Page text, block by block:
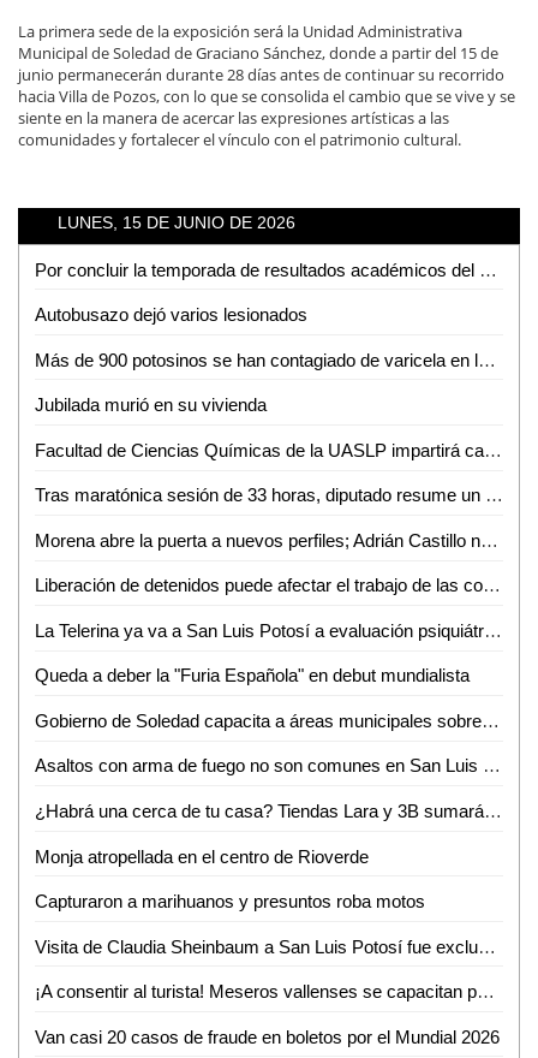
La primera sede de la exposición será la Unidad Administrativa
Municipal de Soledad de Graciano Sánchez, donde a partir del 15 de
junio permanecerán durante 28 días antes de continuar su recorrido
hacia Villa de Pozos, con lo que se consolida el cambio que se vive y se
siente en la manera de acercar las expresiones artísticas a las
comunidades y fortalecer el vínculo con el patrimonio cultural.
LUNES, 15 DE JUNIO DE 2026
Por concluir la temporada de resultados académicos del CEART San Luis
Autobusazo dejó varios lesionados
Más de 900 potosinos se han contagiado de varicela en lo que va del año
Jubilada murió en su vivienda
Facultad de Ciencias Químicas de la UASLP impartirá capacitación en diagnóstico molecular con curso especializado
Tras maratónica sesión de 33 horas, diputado resume un año de reformas y agenda en salud
Morena abre la puerta a nuevos perfiles; Adrián Castillo no va por la dirigencia
Liberación de detenidos puede afectar el trabajo de las corporaciones de seguridad: Jesús Juárez
La Telerina ya va a San Luis Potosí a evaluación psiquiátrica
Queda a deber la "Furia Española" en debut mundialista
Gobierno de Soledad capacita a áreas municipales sobre atención de la violencia vicaria
Asaltos con arma de fuego no son comunes en San Luis Potosí; predominan robos de oportunidad: Jesús Juárez
¿Habrá una cerca de tu casa? Tiendas Lara y 3B sumarán más de 15 sucursales en Valles
Monja atropellada en el centro de Rioverde
Capturaron a marihuanos y presuntos roba motos
Visita de Claudia Sheinbaum a San Luis Potosí fue exclusivamente institucional: Rita Ozalia Rodríguez
¡A consentir al turista! Meseros vallenses se capacitan pera mejorar atención
Van casi 20 casos de fraude en boletos por el Mundial 2026